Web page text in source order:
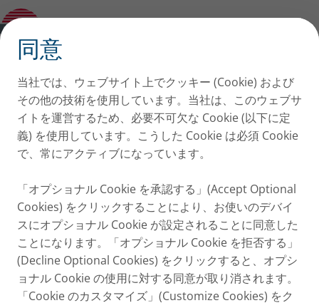
同意
当社では、ウェブサイト上でクッキー (Cookie) および
その他の技術を使用しています。当社は、このウェブサ
イトを運営するため、必要不可欠な Cookie (以下に定
義) を使用しています。こうした Cookie は必須 Cookie
で、常にアクティブになっています。
「オプショナル Cookie を承認する」(Accept Optional
Cookies) をクリックすることにより、お使いのデバイ
スにオプショナル Cookie が設定されることに同意した
ことになります。「オプショナル Cookie を拒否する」
(Decline Optional Cookies) をクリックすると、オプシ
ョナル Cookie の使用に対する同意が取り消されます。
「Cookie のカスタマイズ」(Customize Cookies) をク
PARI BOY